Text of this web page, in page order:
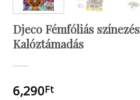
Djeco Fémfóliás színezés |
Kalóztámadás
6,290Ft